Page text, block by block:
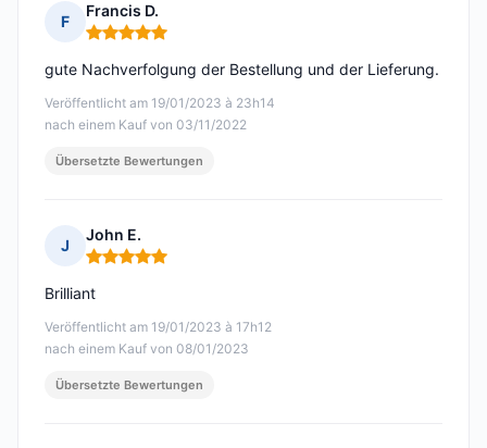
F
Francis D.
Hinweis: 5 von 5
Veröffentlicht am 19/01/2023 à 23h14
nach einem Kauf von 03/11/2022
gute Nachverfolgung der Bestellung und der Lieferung.
Übersetzte Bewertungen
J
John E.
Hinweis: 5 von 5
Veröffentlicht am 19/01/2023 à 17h12
nach einem Kauf von 08/01/2023
Brilliant
Übersetzte Bewertungen